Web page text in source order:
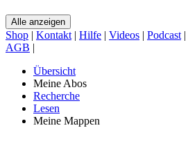
Alle anzeigen
Shop | Kontakt | Hilfe | Videos | Podcast |
AGB |
Übersicht
Meine Abos
Recherche
Lesen
Meine Mappen